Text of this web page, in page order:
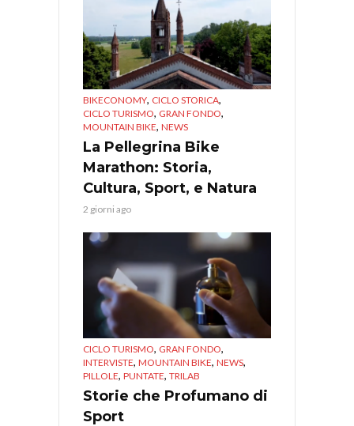
BIKECONOMY, CICLO STORICA,
CICLO TURISMO, GRAN FONDO,
MOUNTAIN BIKE, NEWS
La Pellegrina Bike
Marathon: Storia,
Cultura, Sport, e Natura
2 giorni ago
CICLO TURISMO, GRAN FONDO,
INTERVISTE, MOUNTAIN BIKE, NEWS,
PILLOLE, PUNTATE, TRILAB
Storie che Profumano di
Sport